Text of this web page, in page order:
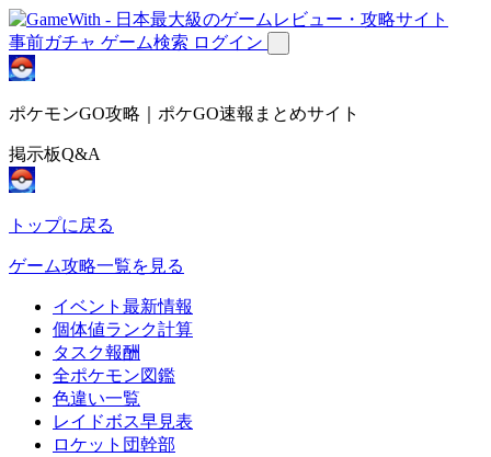
事前ガチャ ゲーム検索 ログイン
ポケモンGO攻略｜ポケGO速報まとめサイト
掲示板Q&A
トップに戻る
ゲーム攻略一覧を見る
イベント最新情報
個体値ランク計算
タスク報酬
全ポケモン図鑑
色違い一覧
レイドボス早見表
ロケット団幹部